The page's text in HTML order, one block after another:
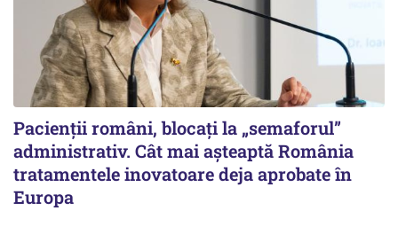
Pacienții români, blocați la „semaforul”
administrativ. Cât mai așteaptă România
tratamentele inovatoare deja aprobate în
Europa